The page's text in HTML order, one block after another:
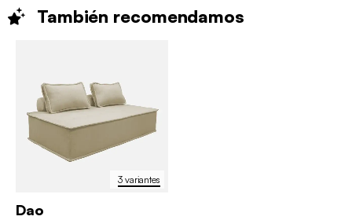
También recomendamos
3 variantes
Dao